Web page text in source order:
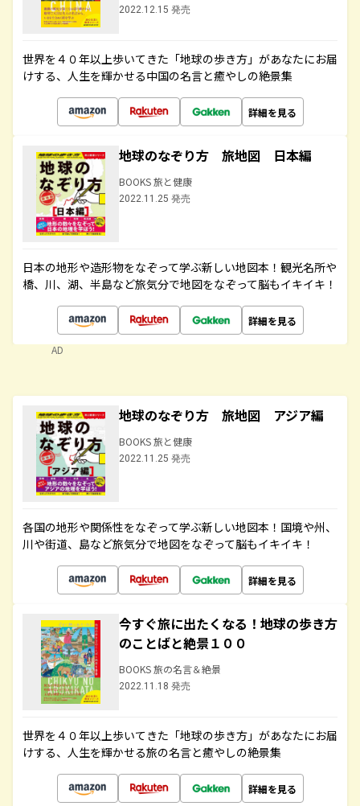
2022.12.15 発売
世界を４０年以上歩いてきた「地球の歩き方」があなたにお届
けする、人生を輝かせる中国の名言と癒やしの絶景集
詳細を見る
地球のなぞり方 旅地図 日本編
BOOKS 旅と健康
2022.11.25 発売
日本の地形や造形物をなぞって学ぶ新しい地図本！観光名所や
橋、川、湖、半島など旅気分で地図をなぞって脳もイキイキ！
詳細を見る
AD
地球のなぞり方 旅地図 アジア編
BOOKS 旅と健康
2022.11.25 発売
各国の地形や関係性をなぞって学ぶ新しい地図本！国境や州、
川や街道、島など旅気分で地図をなぞって脳もイキイキ！
詳細を見る
今すぐ旅に出たくなる！地球の歩き方
のことばと絶景１００
BOOKS 旅の名言＆絶景
2022.11.18 発売
世界を４０年以上歩いてきた「地球の歩き方」があなたにお届
けする、人生を輝かせる旅の名言と癒やしの絶景集
詳細を見る